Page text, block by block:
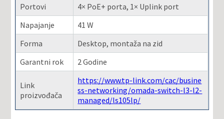
Portovi
4× PoE+ porta, 1× Uplink port
Napajanje
41 W
Forma
Desktop, montaža na zid
Garantni rok
2 Godine
Link
proizvođača
https://www.tp-link.com/cac/busine
ss-networking/omada-switch-l3-l2-
managed/ls105lp/